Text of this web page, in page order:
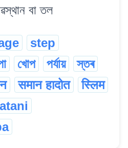
বা তল
step
খোপ পৰ্যায় স্তৰ
समान हादोत स्लिम